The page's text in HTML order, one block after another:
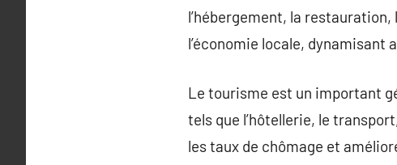
l’hébergement, la
l’économie locale, dynamisant
Le tourisme est un important
tels que l’hôtellerie, le
les taux de chômage et